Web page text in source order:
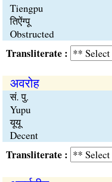
Tiengpu
तिऐंग्पू
Obstructed
Transliterate :
अवरोह
सं. पु.
Yupu
यूयू
Decent
Transliterate :